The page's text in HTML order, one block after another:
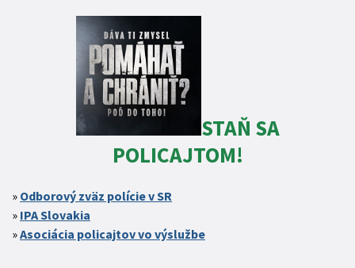
STAŇ SA
POLICAJTOM!
Odborový zväz polície v SR
IPA Slovakia
Asociácia policajtov vo výslužbe